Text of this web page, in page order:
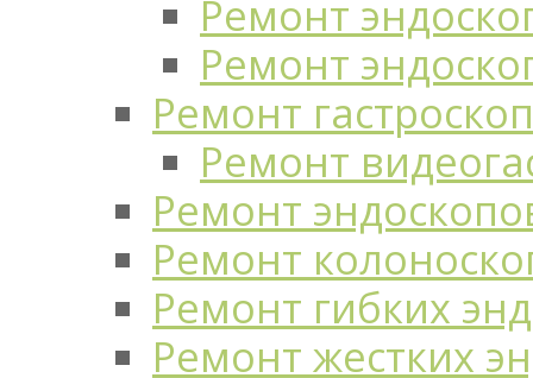
Ремонт
Ремонт
Ремонт
Ремонт
Ремонт
Ремонт
Ремонт гибких
Ремонт жестких